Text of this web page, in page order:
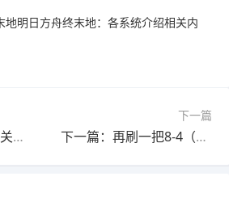
地明日方舟终末地：各系统介绍相关内
上一篇：出发吧麦芬关于开荒误导帖子！！！不信的点进来
下一篇
下一篇：再刷一把8-4（吴国）